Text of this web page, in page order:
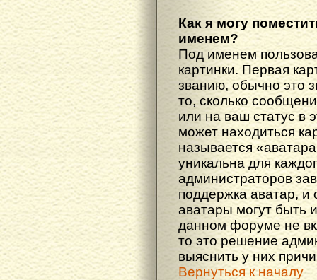
Как я могу
именем?
Под именем
картинки. Первая
званию, обычно это
то, сколько
или на ваш статус в
может находиться
называется
уникальна для
администраторов
поддержка аватар, и
аватары могут быть
данном форуме не
то это решение
выяснить у них
Вернуться к началу